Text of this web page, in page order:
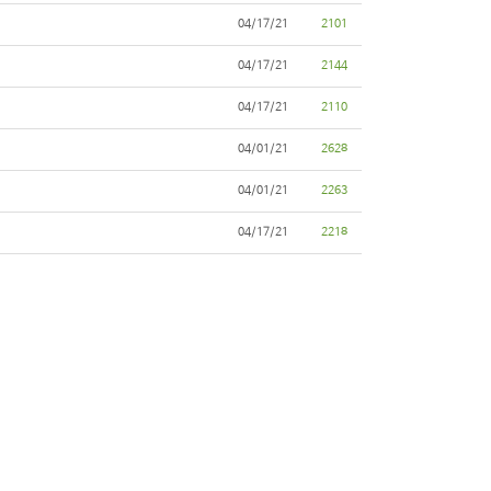
04/17/21 2101
04/17/21 2144
04/17/21 2110
04/01/21 2628
04/01/21 2263
04/17/21 2218